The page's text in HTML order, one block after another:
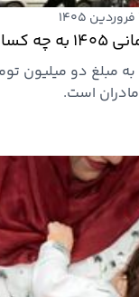
به مبلغ دو میلیون
مادران است.